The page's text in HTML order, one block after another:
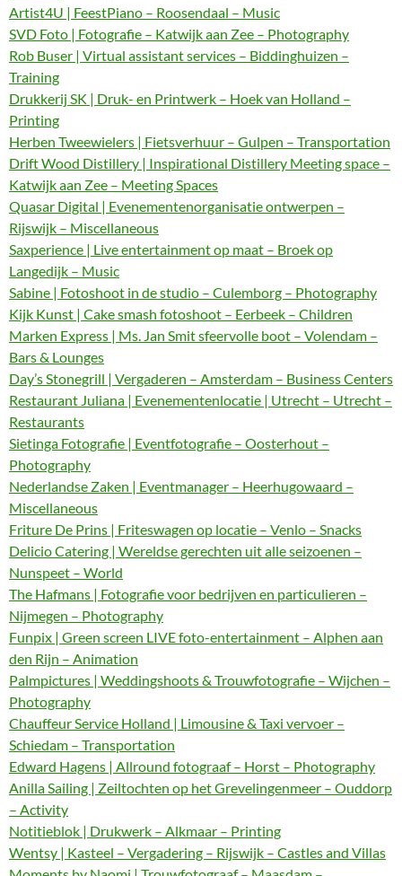
Artist4U | FeestPiano – Roosendaal – Music
SVD Foto | Fotografie – Katwijk aan Zee – Photography
Rob Buser | Virtual assistant services – Biddinghuizen –
Training
Drukkerij SK | Druk- en Printwerk – Hoek van Holland –
Printing
Herben Tweewielers | Fietsverhuur – Gulpen – Transportation
Drift Wood Distillery | Inspirational Distillery Meeting space –
Katwijk aan Zee – Meeting Spaces
Quasar Digital | Evenementenorganisatie ontwerpen –
Rijswijk – Miscellaneous
Saxperience | Live entertainment op maat – Broek op
Langedijk – Music
Sabine | Fotoshoot in de studio – Culemborg – Photography
Kijk Kunst | Cake smash fotoshoot – Eerbeek – Children
Marken Express | Ms. Jan Smit sfeervolle boot – Volendam –
Bars & Lounges
Day’s Stonegrill | Vergaderen – Amsterdam – Business Centers
Restaurant Juliana | Evenementenlocatie | Utrecht – Utrecht –
Restaurants
Sietinga Fotografie | Eventfotografie – Oosterhout –
Photography
Nederlandse Zaken | Eventmanager – Heerhugowaard –
Miscellaneous
Friture De Prins | Friteswagen op locatie – Venlo – Snacks
Delicio Catering | Wereldse gerechten uit alle seizoenen –
Nunspeet – World
The Hafmans | Fotografie voor bedrijven en particulieren –
Nijmegen – Photography
Funpix | Green screen LIVE foto-entertainment – Alphen aan
den Rijn – Animation
Palmpictures | Weddingshoots & Trouwfotografie – Wijchen –
Photography
Chauffeur Service Holland | Limousine & Taxi vervoer –
Schiedam – Transportation
Edward Hagens | Allround fotograaf – Horst – Photography
Anilla Sailing | Zeiltochten op het Grevelingenmeer – Ouddorp
– Activity
Notitieblok | Drukwerk – Alkmaar – Printing
Wentsy | Kasteel – Vergadering – Rijswijk – Castles and Villas